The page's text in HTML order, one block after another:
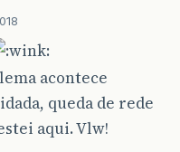
acontece
queda de rede
aqui. Vlw!